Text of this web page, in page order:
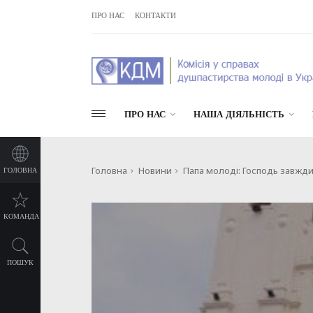
ПРО НАС КОНТАКТИ
ПРО НАС НАША ДІЯЛЬНІСТЬ
ГОЛОВНА
КОМАНДА
ПОШУК
Головна Новини Папа молоді: Господь